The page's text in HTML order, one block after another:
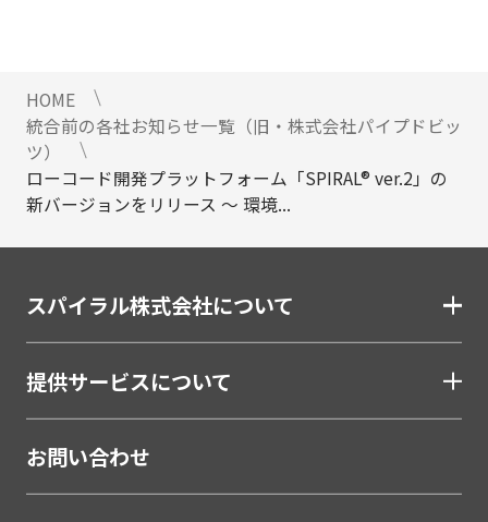
HOME
統合前の各社お知らせ一覧（旧・株式会社パイプドビッ
ツ）
ローコード開発プラットフォーム「SPIRAL® ver.2」の
新バージョンをリリース ～ 環境...
スパイラル株式会社について
提供サービスについて
お問い合わせ